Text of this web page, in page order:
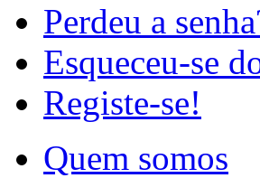
Perdeu a
Esqueceu-se
Registe-se!
Quem somos